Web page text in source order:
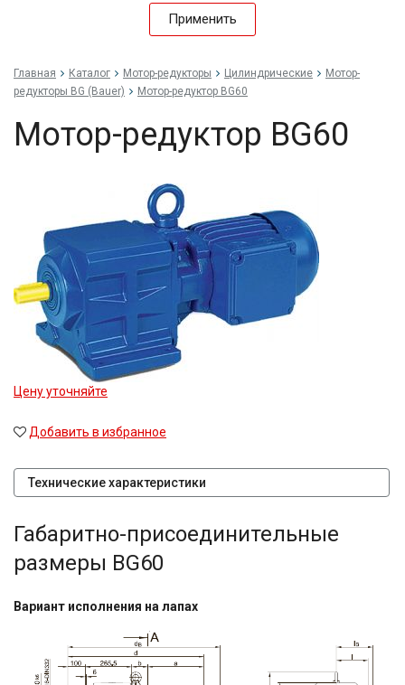
Применить
Главная Каталог Мотор-редукторы Цилиндрические
Мотор-
редукторы BG (Bauer)
Мотор-редуктор BG60
Мотор-редуктор BG60
Цену уточняйте
Добавить в избранное
Технические характеристики
Габаритно-присоединительные
размеры BG60
Вариант исполнения на лапах